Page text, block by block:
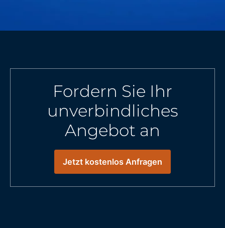
Fordern Sie Ihr
unverbindliches
Angebot an
Jetzt kostenlos Anfragen